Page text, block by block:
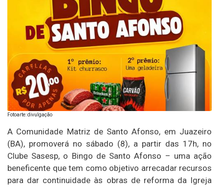
Fotoarte: divulgação
A Comunidade Matriz de Santo Afonso, em Juazeiro
(BA), promoverá no sábado (8), a partir das 17h, no
Clube Sasesp, o Bingo de Santo Afonso – uma ação
beneficente que tem como objetivo arrecadar recursos
para dar continuidade às obras de reforma da Igreja